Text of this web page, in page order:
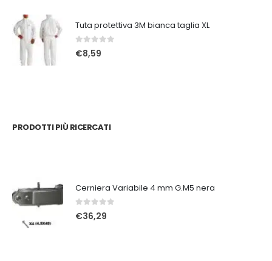
Tuta protettiva 3M bianca taglia XL
0Su 5
€8,59
PRODOTTI PIÙ RICERCATI
Cerniera Variabile 4 mm G.M5 nera
0Su 5
€36,29